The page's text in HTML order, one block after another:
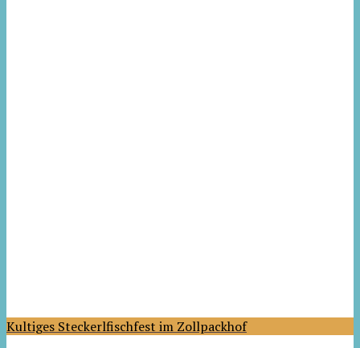
Kultiges Steckerlfischfest im Zollpackhof